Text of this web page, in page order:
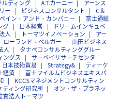
ティング A.T.カーニー
アーンス
ー
ビジネスコンサルタント
C＆
ベイン・アンド・カンパニー
富士通総
グ 日本経営
ドリームインキュベ
人 トーマツイノベーション
アー
ローランド・ベルガー
山田ビジネス
人
タナベコンサルティンググルー
ングス
サーベイリサーチセンタ
日本技術貿易 Strategy&
ティーケ
経済
富士フイルムビジネスエキスパ
KCCSマネジメントコンサルティン
ティング研究所
オン・ザ・プラネッ
査法人トーマツ